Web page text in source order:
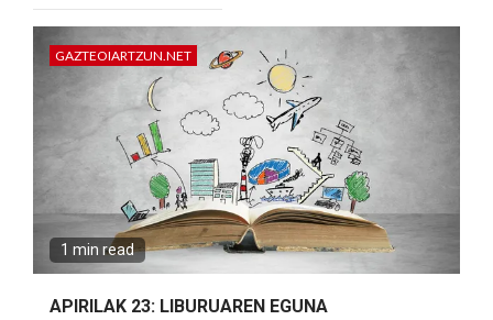
GAZTEOIARTZUN.NET
1 min read
APIRILAK 23: LIBURUAREN EGUNA